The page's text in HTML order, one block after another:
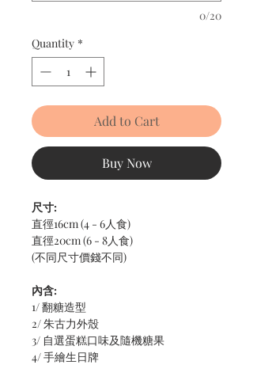
0/20
Quantity *
Add to Cart
Buy Now
尺寸:
直徑16cm (4 - 6人食)
直徑20cm (6 - 8人食)
(不同尺寸價錢不同)
內含:
1/ 翻糖造型
2/ 朱古力外殼
3/ 自選蛋糕口味及隨機糖果
4/ 手繪生日牌